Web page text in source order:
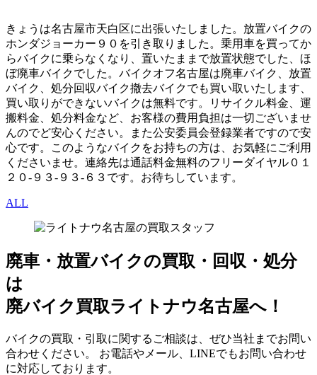
きょうは名古屋市天白区に出張いたしました。放置バイクの
ホンダジョーカー９０を引き取りました。乗用車を買ってか
らバイクに乗らなくなり、置いたままで放置状態でした、ほ
ぼ廃車バイクでした。バイクオフ名古屋は廃車バイク、放置
バイク、処分回収バイク撤去バイクでも買い取いたします、
買い取りができないバイクは無料です。リサイクル料金、運
搬料金、処分料金など、お客様の費用負担は一切ございませ
んのでど安心ください。また公安委員会登録業者ですので安
心です。このようなバイクをお持ちの方は、お気軽にご利用
くださいませ。連絡先は通話料金無料のフリーダイヤル０１
２０-９３-９３-６３です。お待ちしています。
ALL
廃車・放置バイクの買取・回収・処分
は
廃バイク買取ライトナウ名古屋へ！
バイクの買取・引取に関するご相談は、ぜひ当社までお問い
合わせください。 お電話やメール、LINEでもお問い合わせ
に対応しております。